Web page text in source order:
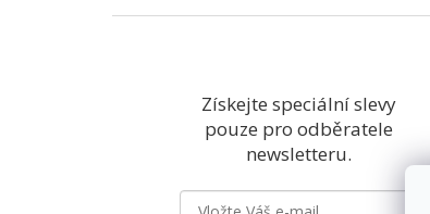
Získejte speciální slevy
pouze pro odběratele
newsletteru.